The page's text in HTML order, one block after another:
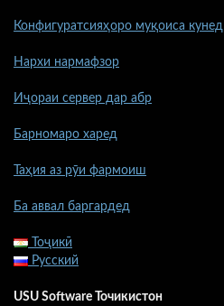
Конфигуратсияҳоро муқоиса кунед
Нархи нармафзор
Иҷораи сервер дар абр
Барномаро харед
Таҳия аз рӯи фармоиш
Ба аввал баргардед
Тоҷикӣ
Русский
USU Software Точикистон